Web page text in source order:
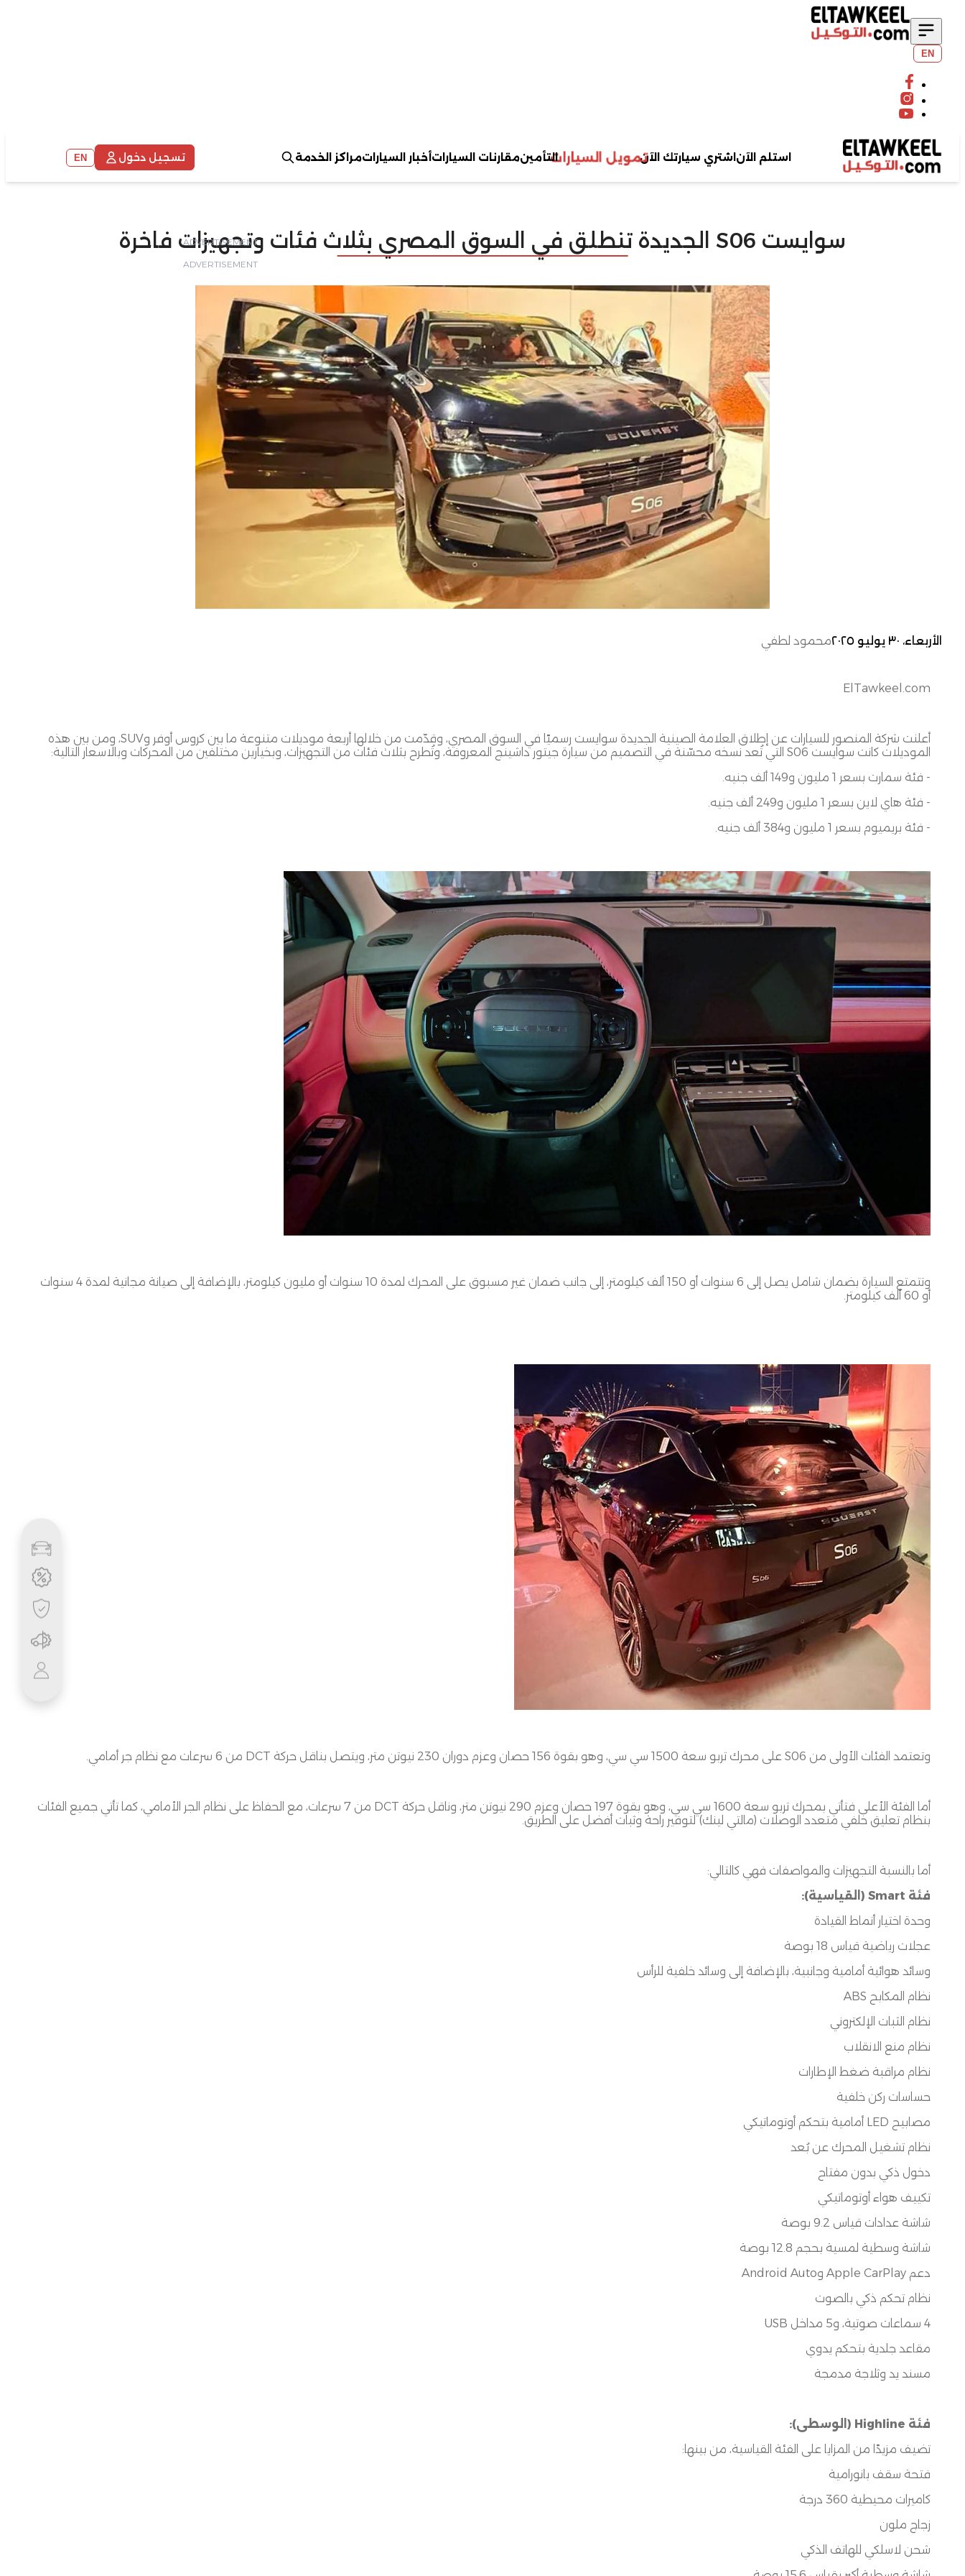
EN
استلم الآن اشتري سيارتك الآنتمويل السياراتالتأمينمقارنات السياراتأخبار السياراتمراكز الخدمة تسجيل دخول EN
سوايست S06 الجديدة تنطلق في السوق المصري بثلاث فئات وتجهيزات فاخرة
الأربعاء، ٣٠ يوليو ٢٠٢٥ محمود لطفي
ElTawkeel.com
أعلنت شركة المنصور للسيارات عن إطلاق العلامة الصينية الجديدة سوايست رسميًا في السوق المصري، وقدّمت من خلالها أربعة موديلات متنوعة ما بين كروس أوفر وSUV، ومن بين هذه
الموديلات كانت سوايست S06 التي تُعد نسخه محسّنة في التصميم من سيارة جيتور داشينج المعروفة، وتُطرح بثلاث فئات من التجهيزات، وبخيارين مختلفين من المحركات وبالاسعار التالية:
- فئة سمارت بسعر 1 مليون و149 ألف جنيه.
- فئة هاي لاين بسعر 1 مليون و249 ألف جنيه.
- فئة بريميوم بسعر 1 مليون و384 ألف جنيه.
وتتمتع السيارة بضمان شامل يصل إلى 6 سنوات أو 150 ألف كيلومتر، إلى جانب ضمان غير مسبوق على المحرك لمدة 10 سنوات أو مليون كيلومتر، بالإضافة إلى صيانة مجانية لمدة 4 سنوات
أو 60 ألف كيلومتر
وتعتمد الفئات الأولى من S06 على محرك تربو سعة 1500 سي سي، وهو بقوة 156 حصان وعزم دوران 230 نيوتن متر، ويتصل بناقل حركة DCT من 6 سرعات مع نظام جر أمامي
أما الفئة الأعلى فتأتي بمحرك تربو سعة 1600 سي سي، وهو بقوة 197 حصان وعزم 290 نيوتن متر، وناقل حركة DCT من 7 سرعات، مع الحفاظ على نظام الجر الأمامي، كما تأتي جميع الفئات
بنظام تعليق خلفي متعدد الوصلات (مالتي لينك)لتوفير راحة وثبات أفضل على الطريق
أما بالنسبة التجهيزات والمواصفات فهي كالتالي:
فئة Smart ( القياسية):
وحدة اختيار أنماط القيادة
عجلات رياضية قياس 18 بوصة
وسائد هوائية أمامية وجانبية، بالإضافة إلى وسائد خلفية للرأس
نظام المكابح ABS
نظام الثبات الإلكتروني
نظام منع الانقلاب
نظام مراقبة ضغط الإطارات
حساسات ركن خلفية
مصابيح LED أمامية بتحكم أوتوماتيكي
نظام تشغيل المحرك عن بُعد
دخول ذكي بدون مفتاح
تكييف هواء أوتوماتيكي
شاشة عدادات قياس 9.2 بوصة
شاشة وسطية لمسية بحجم 12.8 بوصة
دعم Apple CarPlay وAndroid Auto
نظام تحكم ذكي بالصوت
4 سماعات صوتية، و5 مداخل USB
مقاعد جلدية بتحكم يدوي
مسند يد وثلاجة مدمجة
فئة Highline ( الوسطى):
تضيف مزيدًا من المزايا على الفئة القياسية، من بينها:
فتحة سقف بانورامية
كاميرات محيطية 360 درجة
زجاج ملون
شحن لاسلكي للهاتف الذكي
ADVERTISEMENT
ADVERTISEMENT